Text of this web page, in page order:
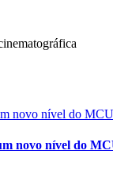
novo nível do